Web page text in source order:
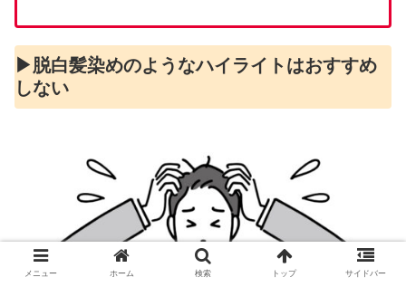
▶︎脱白髪染めのようなハイライトはおすすめ
しない
メニュー ホーム 検索 トップ サイドバー